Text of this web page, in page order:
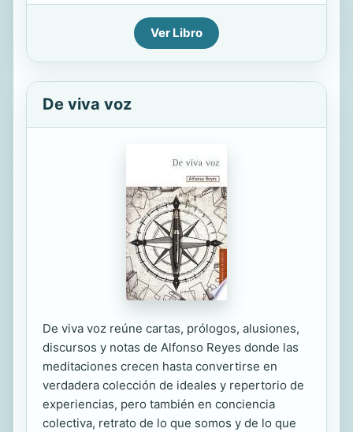
Ver Libro
De viva voz
De viva voz reúne cartas, prólogos, alusiones,
discursos y notas de Alfonso Reyes donde las
meditaciones crecen hasta convertirse en
verdadera colección de ideales y repertorio de
experiencias, pero también en conciencia
colectiva, retrato de lo que somos y de lo que